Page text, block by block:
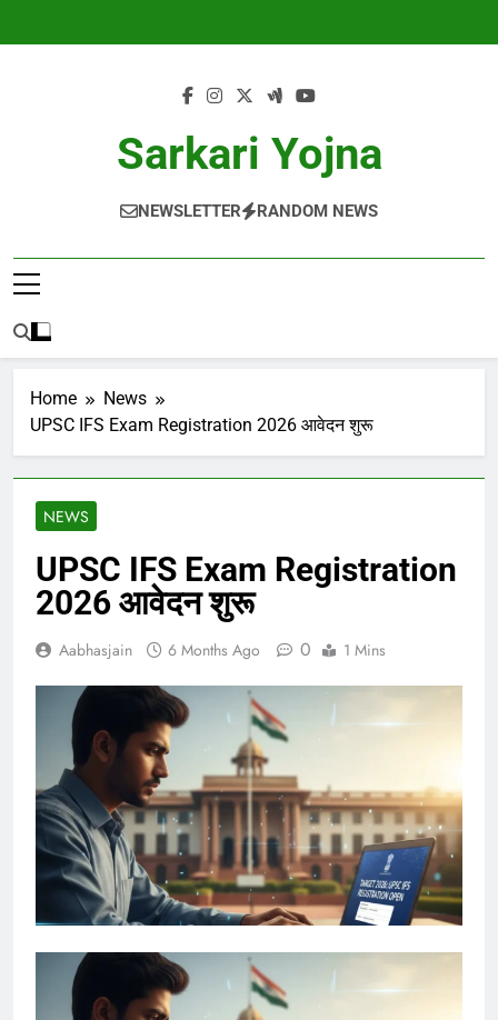
Sarkari Yojna
NEWSLETTER RANDOM NEWS
Home
News
UPSC IFS Exam Registration 2026 आवेदन शुरू
NEWS
UPSC IFS Exam Registration
2026 आवेदन शुरू
Aabhasjain 6 Months Ago 0 1 Mins